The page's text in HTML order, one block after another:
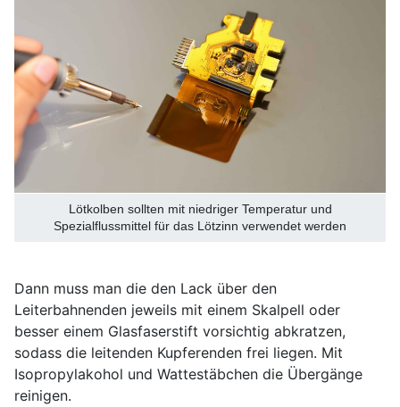
Lötkolben sollten mit niedriger Temperatur und
Spezialflussmittel für das Lötzinn verwendet werden
Dann muss man die den Lack über den
Leiterbahnenden jeweils mit einem Skalpell oder
besser einem Glasfaserstift vorsichtig abkratzen,
sodass die leitenden Kupferenden frei liegen. Mit
Isopropylakohol und Wattestäbchen die Übergänge
reinigen.